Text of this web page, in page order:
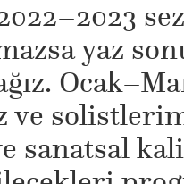
yaz
ve
sanatsal